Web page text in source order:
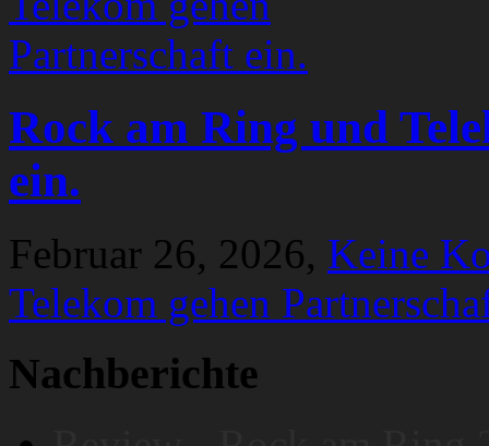
Rock am Ring und
ein.
Februar 26, 2026, Keine
Telekom gehen
Nachberichte